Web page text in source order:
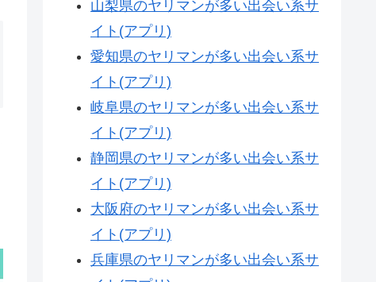
山梨県のヤリマンが多い出会い系サ
イト(アプリ)
愛知県のヤリマンが多い出会い系サ
イト(アプリ)
岐阜県のヤリマンが多い出会い系サ
イト(アプリ)
静岡県のヤリマンが多い出会い系サ
イト(アプリ)
大阪府のヤリマンが多い出会い系サ
イト(アプリ)
兵庫県のヤリマンが多い出会い系サ